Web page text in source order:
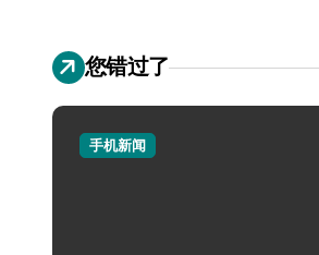
您错过了
手机新闻